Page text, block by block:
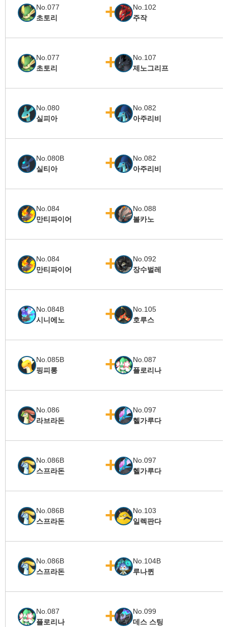
No.077
초토리
No.102
주작
No.077
초토리
No.107
제노그리프
No.080
실피아
No.082
아주리비
No.080B
실티아
No.082
아주리비
No.084
만티파이어
No.088
볼카노
No.084
만티파이어
No.092
장수벌레
No.084B
시니에노
No.105
호루스
No.085B
핑피롱
No.087
플로리나
No.086
라브라돈
No.097
헬가루다
No.086B
스프라돈
No.097
헬가루다
No.086B
스프라돈
No.103
일렉판다
No.086B
스프라돈
No.104B
루나퀸
No.087
플로리나
No.099
데스 스팅